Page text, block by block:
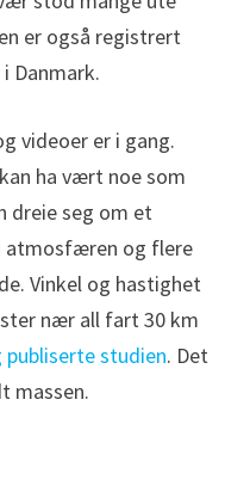
er også registrert
Danmark.
videoer er i gang.
ha vært noe som
dreie seg om et
atmosfæren og flere
Vinkel og hastighet
nær all fart 30 km
publiserte studien. Det
massen.